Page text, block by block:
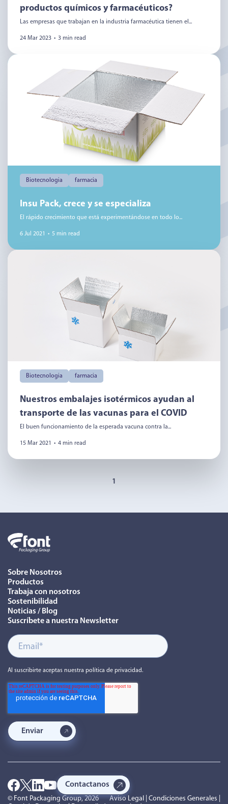
productos químicos y farmacéuticos?
Las empresas que trabajan en la industria farmacéutica tienen el...
24 Mar 2023 • 3 min read
Biotecnologia farmacia
Insu Pack, crece y se especializa
El rápido crecimiento que está experimentándose en todo lo...
6 Jul 2021 • 5 min read
Biotecnologia farmacia
Nuestros embalajes isotérmicos ayudan al
transporte de las vacunas para el COVID
El buen funcionamiento de la esperada vacuna contra la...
15 Mar 2021 • 4 min read
1
Sobre Nosotros
Productos
Trabaja con nosotros
Sostenibilidad
Noticias / Blog
Suscríbete a nuestra Newsletter
Al suscribirte aceptas nuestra política de privacidad.
Contactanos
© Font Packaging Group, 2026Aviso Legal Condiciones Generales